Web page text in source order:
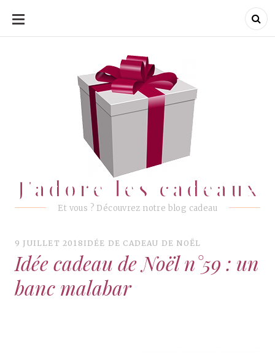
ALLER
CONTENU
J'adore les cadeaux
Et vous ? Découvrez notre blog cadeau
J'adore les cadeaux
9 JUILLET 2018 IDÉE DE CADEAU DE NOËL
Idée cadeau de Noël n°59 : un
banc malabar